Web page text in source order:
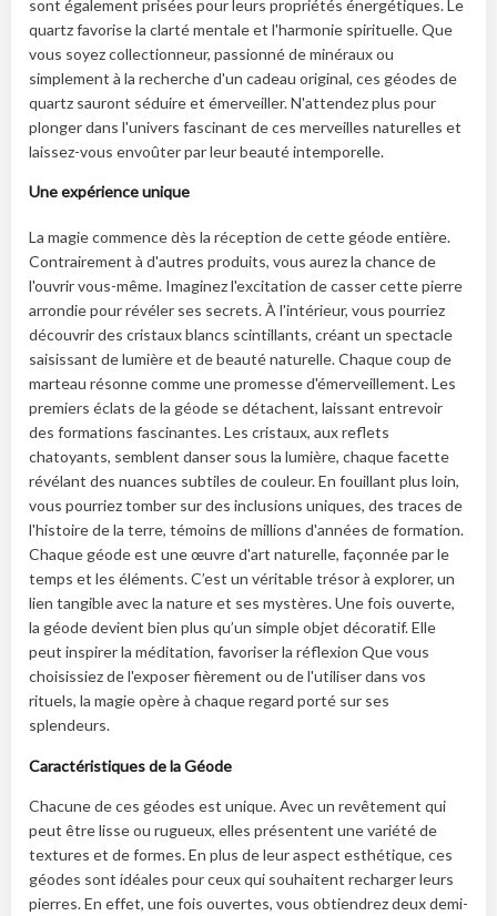
sont également prisées pour leurs propriétés énergétiques. Le
quartz favorise la clarté mentale et l'harmonie spirituelle. Que
vous soyez collectionneur, passionné de minéraux ou
simplement à la recherche d'un cadeau original, ces géodes de
quartz sauront séduire et émerveiller. N'attendez plus pour
plonger dans l'univers fascinant de ces merveilles naturelles et
laissez-vous envoûter par leur beauté intemporelle.
Une expérience unique
La magie commence dès la réception de cette géode entière.
Contrairement à d'autres produits, vous aurez la chance de
l'ouvrir vous-même. Imaginez l'excitation de casser cette pierre
arrondie pour révéler ses secrets. À l'intérieur, vous pourriez
découvrir des cristaux blancs scintillants, créant un spectacle
saisissant de lumière et de beauté naturelle. Chaque coup de
marteau résonne comme une promesse d'émerveillement. Les
premiers éclats de la géode se détachent, laissant entrevoir
des formations fascinantes. Les cristaux, aux reflets
chatoyants, semblent danser sous la lumière, chaque facette
révélant des nuances subtiles de couleur. En fouillant plus loin,
vous pourriez tomber sur des inclusions uniques, des traces de
l'histoire de la terre, témoins de millions d'années de formation.
Chaque géode est une œuvre d'art naturelle, façonnée par le
temps et les éléments. C’est un véritable trésor à explorer, un
lien tangible avec la nature et ses mystères. Une fois ouverte,
la géode devient bien plus qu’un simple objet décoratif. Elle
peut inspirer la méditation, favoriser la réflexion Que vous
choisissiez de l'exposer fièrement ou de l'utiliser dans vos
rituels, la magie opère à chaque regard porté sur ses
splendeurs.
Caractéristiques de la Géode
Chacune de ces géodes est unique. Avec un revêtement qui
peut être lisse ou rugueux, elles présentent une variété de
textures et de formes. En plus de leur aspect esthétique, ces
géodes sont idéales pour ceux qui souhaitent recharger leurs
pierres. En effet, une fois ouvertes, vous obtiendrez deux demi-